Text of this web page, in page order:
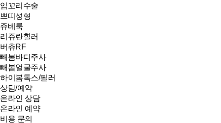
입꼬리수술
쁘띠성형
쥬베룩
리쥬란힐러
버츄RF
빼봄바디주사
빼봄얼굴주사
하이봄톡스/필러
상담/예약
온라인 상담
온라인 예약
비용 문의